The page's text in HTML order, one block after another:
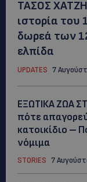
ΤΑΣΟΣ
ιστορία του
δωρεά των
ελπίδα
UPDATES 7
ΕΞΩΤΙΚΑ ΖΩΑ
πότε
κατοικίδιο –
νόμιμα
STORIES 7